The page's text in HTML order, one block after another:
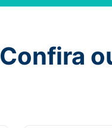
Confira